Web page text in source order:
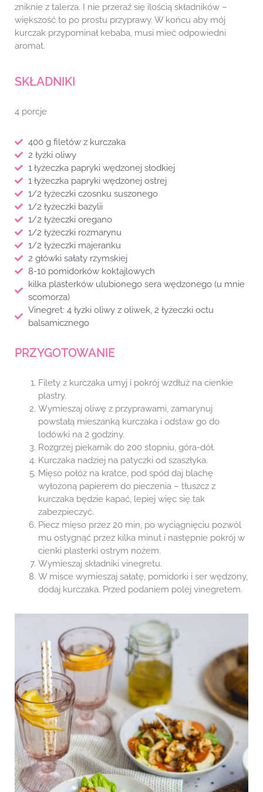
zniknie z talerza. I nie przeraź się ilością składników –
większość to po prostu przyprawy. W końcu aby mój
kurczak przypominał kebaba, musi mieć odpowiedni
aromat.
SKŁADNIKI
4 porcje
400 g filetów z kurczaka
2 łyżki oliwy
1 łyżeczka papryki wędzonej słodkiej
1 łyżeczka papryki wędzonej ostrej
1/2 łyżeczki czosnku suszonego
1/2 łyżeczki bazylii
1/2 łyżeczki oregano
1/2 łyżeczki rozmarynu
1/2 łyżeczki majeranku
2 główki sałaty rzymskiej
8-10 pomidorków koktajlowych
kilka plasterków ulubionego sera wędzonego (u mnie
scomorza)
Vinegret: 4 łyżki oliwy z oliwek, 2 łyżeczki octu
balsamicznego
PRZYGOTOWANIE
Filety z kurczaka umyj i pokrój wzdłuż na cienkie
plastry.
Wymieszaj oliwę z przyprawami, zamarynuj
powstałą mieszanką kurczaka i odstaw go do
lodówki na 2 godziny.
Rozgrzej piekarnik do 200 stopniu, góra-dół.
Kurczaka nadziej na patyczki od szaszłyka.
Mięso połóż na kratce, pod spód daj blachę
wyłożoną papierem do pieczenia – tłuszcz z
kurczaka będzie kapać, lepiej więc się tak
zabezpieczyć.
Piecz mięso przez 20 min, po wyciągnięciu pozwól
mu ostygnąć przez kilka minut i następnie pokrój w
cienki plasterki ostrym nożem.
Wymieszaj składniki vinegretu.
W misce wymieszaj sałatę, pomidorki i ser wędzony,
dodaj kurczaka. Przed podaniem polej vinegretem.